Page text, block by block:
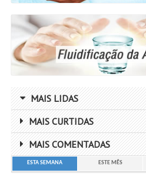
MAIS LIDAS
MAIS CURTIDAS
MAIS COMENTADAS
ESTA SEMANA ESTE MÊS